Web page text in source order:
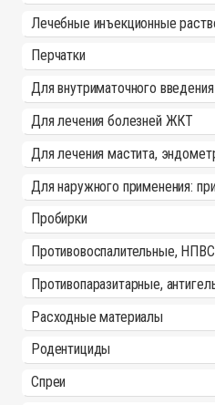
Лечебные инъекционные
Перчатки
Для внутриматочного введения
Для лечения болезней ЖКТ
Для лечения мастита,
Для наружного применения:
Пробирки
Противовоспалительные, НПВС
Противопаразитарные,
Расходные материалы
Родентициды
Спреи